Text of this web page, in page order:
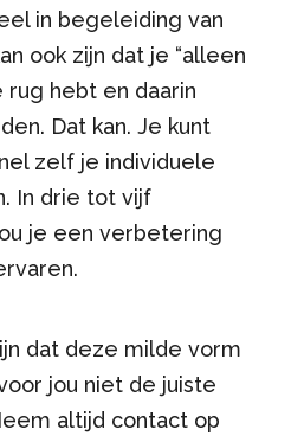
in begeleiding van
ook zijn dat je “alleen
rug hebt en daarin
Dat kan. Je kunt
zelf je individuele
In drie tot vijf
je een verbetering
dat deze milde vorm
jou niet de juiste
altijd contact op